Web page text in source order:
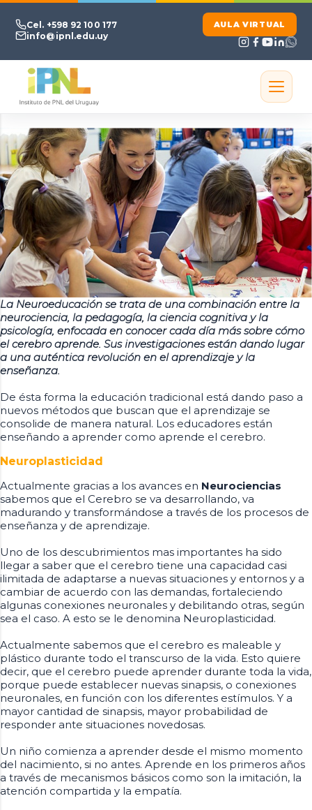
Cel. +598 92 100 177
info@ipnl.edu.uy
AULA VIRTUAL
Ir al contenido principal
La Neuroeducación se trata de una combinación entre la
neurociencia, la pedagogía, la ciencia cognitiva y la
psicología, enfocada en conocer cada día más sobre cómo
el cerebro aprende. Sus investigaciones están dando lugar
a una auténtica revolución en el aprendizaje y la
enseñanza.
De ésta forma la educación tradicional está dando paso a
nuevos métodos que buscan que el aprendizaje se
consolide de manera natural. Los educadores están
enseñando a aprender como aprende el cerebro.
Neuroplasticidad
Actualmente gracias a los avances en Neurociencias
sabemos que el Cerebro se va desarrollando, va
madurando y transformándose a través de los procesos de
enseñanza y de aprendizaje.
Uno de los descubrimientos mas importantes ha sido
llegar a saber que el cerebro tiene una capacidad casi
ilimitada de adaptarse a nuevas situaciones y entornos y a
cambiar de acuerdo con las demandas, fortaleciendo
algunas conexiones neuronales y debilitando otras, según
sea el caso. A esto se le denomina Neuroplasticidad.
Actualmente sabemos que el cerebro es maleable y
plástico durante todo el transcurso de la vida. Esto quiere
decir, que el cerebro puede aprender durante toda la vida,
porque puede establecer nuevas sinapsis, o conexiones
neuronales, en función con los diferentes estímulos. Y a
mayor cantidad de sinapsis, mayor probabilidad de
responder ante situaciones novedosas.
Un niño comienza a aprender desde el mismo momento
del nacimiento, si no antes. Aprende en los primeros años
a través de mecanismos básicos como son la imitación, la
atención compartida y la empatía.